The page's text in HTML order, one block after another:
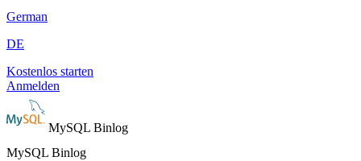
German
DE
Kostenlos starten
Anmelden
MySQL Binlog
MySQL Binlog